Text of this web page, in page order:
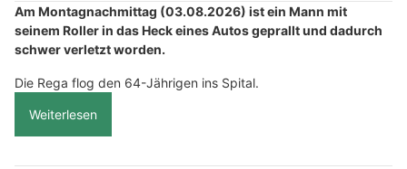
Am Montagnachmittag (03.08.2026) ist ein Mann mit
seinem Roller in das Heck eines Autos geprallt und dadurch
schwer verletzt worden.
Die Rega flog den 64-Jährigen ins Spital.
Weiterlesen